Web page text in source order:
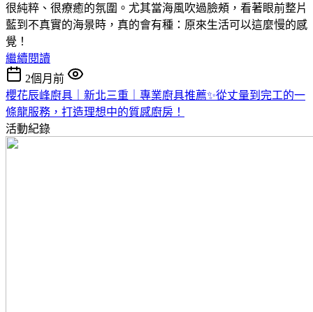
很純粹、很療癒的氛圍。 尤其當海風吹過臉頰，看著眼前整片
藍到不真實的海景時，真的會有種： 原來生活可以這麼慢的感
覺！
繼續閱讀
2個月前
櫻花辰峰廚具｜新北三重｜專業廚具推薦✨從丈量到完工的一
條龍服務，打造理想中的質感廚房！
活動紀錄